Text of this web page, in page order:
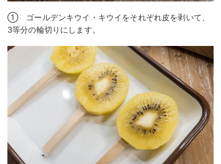
① ゴールデンキウイ・キウイをそれぞれ皮を剥いて、
3等分の輪切りにします。